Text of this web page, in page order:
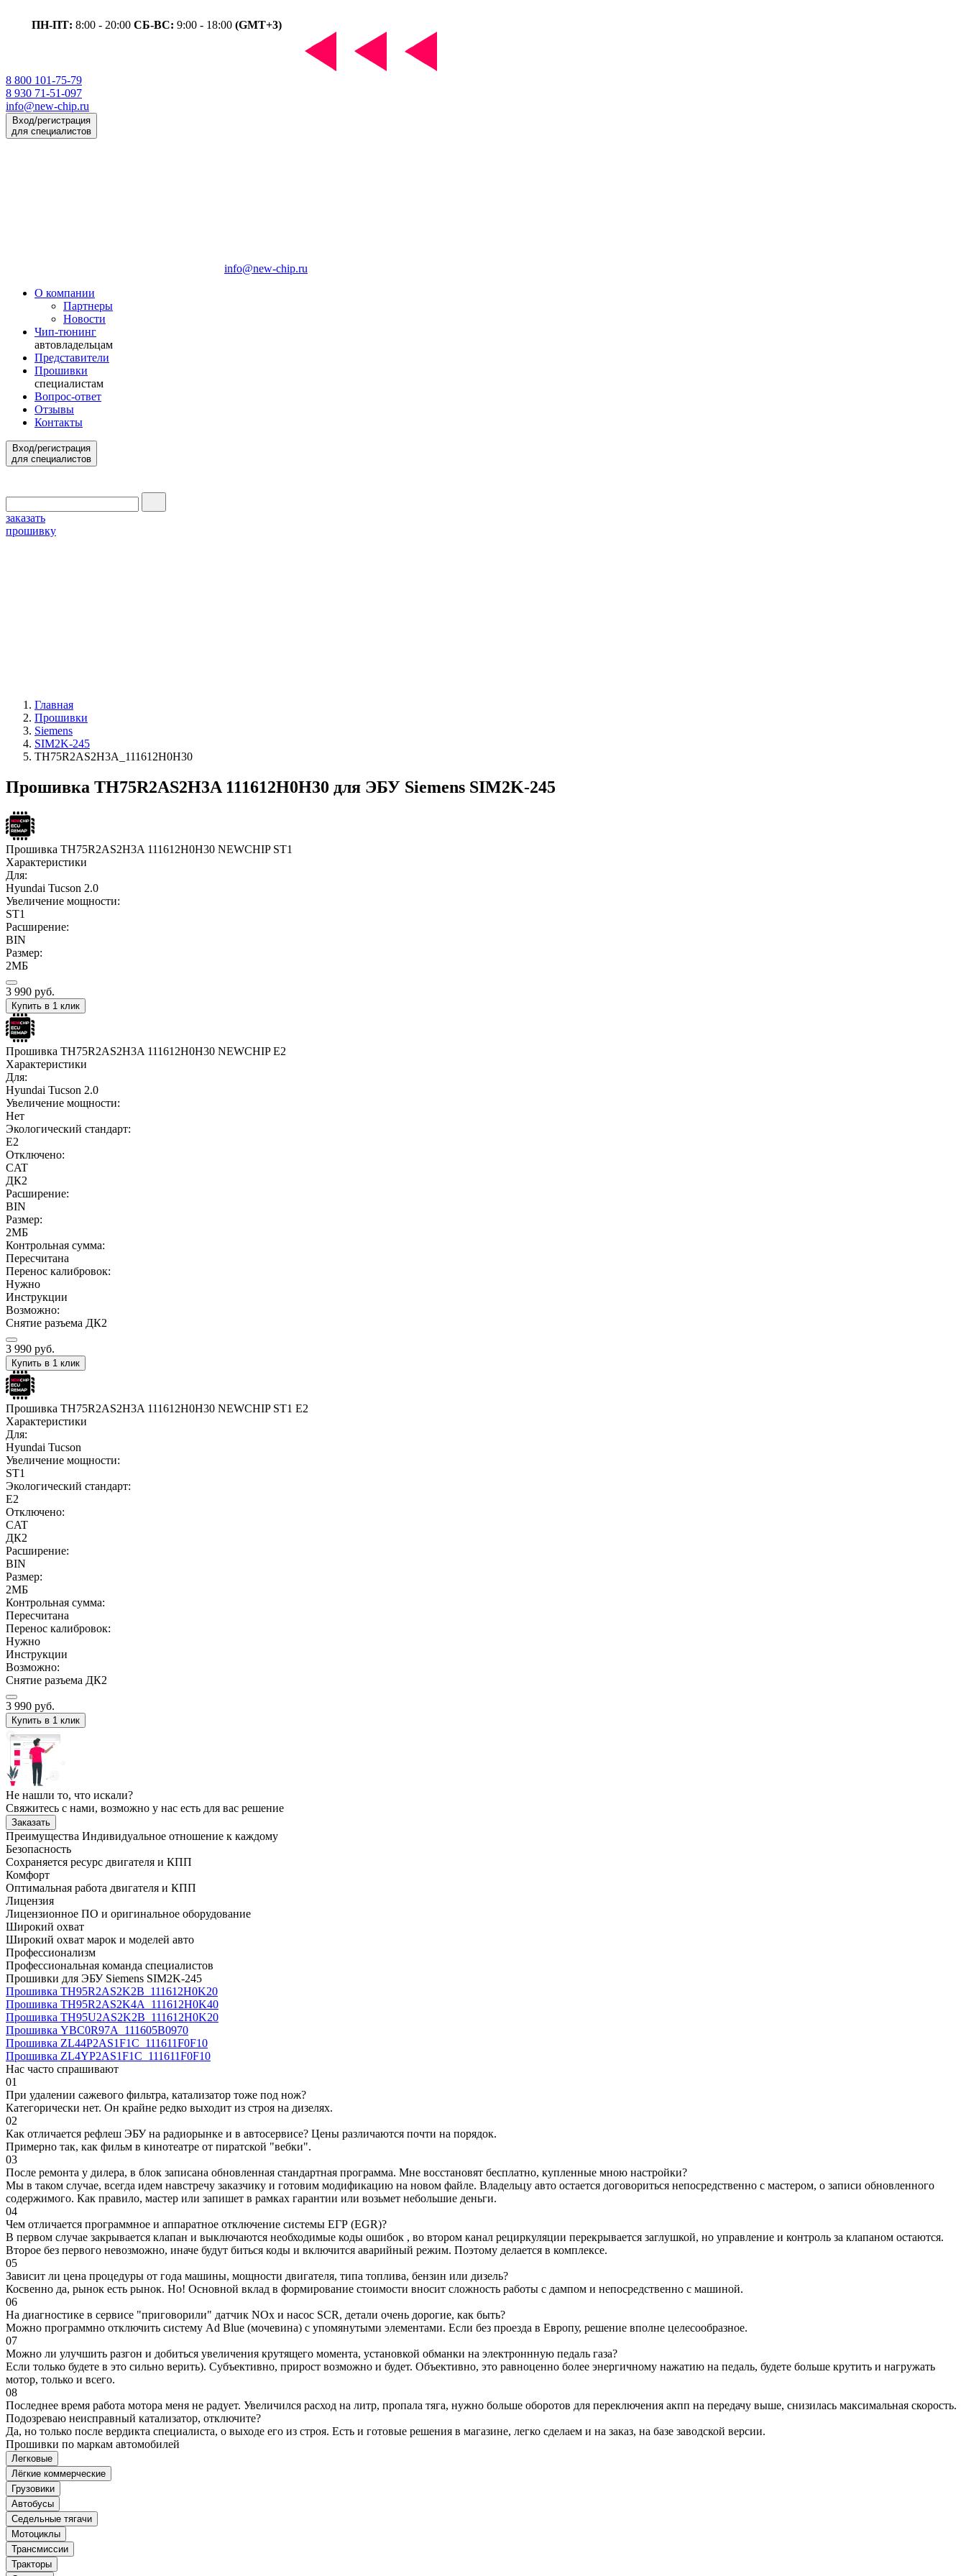
ПН-ПТ: 8:00 - 20:00 СБ-ВС: 9:00 - 18:00 (GMT+3)
8 800 101-75-79
8 930 71-51-097
info@new-chip.ru
Вход/регистрация
для специалистов
info@new-chip.ru
О компании
Партнеры
Новости
Чип-тюнинг
автовладельцам
Представители
Прошивки
специалистам
Вопрос-ответ
Отзывы
Контакты
Вход/регистрация
для специалистов
заказать
прошивку
Главная
Прошивки
Siemens
SIM2K-245
TH75R2AS2H3A_111612H0H30
Прошивка TH75R2AS2H3A 111612H0H30 для ЭБУ Siemens SIM2K-245
Прошивка TH75R2AS2H3A 111612H0H30 NEWCHIP ST1
Характеристики
Для:
Hyundai Tucson 2.0
Увеличение мощности:
ST1
Расширение:
BIN
Размер:
2МБ
3 990 руб.
Купить в 1 клик
Прошивка TH75R2AS2H3A 111612H0H30 NEWCHIP E2
Характеристики
Для:
Hyundai Tucson 2.0
Увеличение мощности:
Нет
Экологический стандарт:
E2
Отключено:
CAT
ДК2
Расширение:
BIN
Размер:
2МБ
Контрольная сумма:
Пересчитана
Перенос калибровок:
Нужно
Инструкции
Возможно:
Снятие разъема ДК2
3 990 руб.
Купить в 1 клик
Прошивка TH75R2AS2H3A 111612H0H30 NEWCHIP ST1 E2
Характеристики
Для:
Hyundai Tucson
Увеличение мощности:
ST1
Экологический стандарт:
E2
Отключено:
CAT
ДК2
Расширение:
BIN
Размер:
2МБ
Контрольная сумма:
Пересчитана
Перенос калибровок:
Нужно
Инструкции
Возможно:
Снятие разъема ДК2
3 990 руб.
Купить в 1 клик
Не нашли то, что искали?
Свяжитесь с нами, возможно у нас есть для вас решение
Заказать
Преимущества Индивидуальное отношение к каждому
Безопасность
Сохраняется ресурс двигателя и КПП
Комфорт
Оптимальная работа двигателя и КПП
Лицензия
Лицензионное ПО и оригинальное оборудование
Широкий охват
Широкий охват марок и моделей авто
Профессионализм
Профессиональная команда специалистов
Прошивки для ЭБУ Siemens SIM2K-245
Прошивка TH95R2AS2K2B_111612H0K20
Прошивка TH95R2AS2K4A_111612H0K40
Прошивка TH95U2AS2K2B_111612H0K20
Прошивка YBC0R97A_111605B0970
Прошивка ZL44P2AS1F1C_111611F0F10
Прошивка ZL4YP2AS1F1C_111611F0F10
Нас часто спрашивают
01
При удалении сажевого фильтра, катализатор тоже под нож?
Категорически нет. Он крайне редко выходит из строя на дизелях.
02
Как отличается рефлеш ЭБУ на радиорынке и в автосервисе? Цены различаются почти на порядок.
Примерно так, как фильм в кинотеатре от пиратской "вебки".
03
После ремонта у дилера, в блок записана обновленная стандартная программа. Мне восстановят бесплатно, купленные мною настройки?
Мы в таком случае, всегда идем навстречу заказчику и готовим модификацию на новом файле. Владельцу авто остается договориться непосредственно с мастером, о записи обновленного
содержимого. Как правило, мастер или запишет в рамках гарантии или возьмет небольшие деньги.
04
Чем отличается программное и аппаратное отключение системы ЕГР (EGR)?
В первом случае закрывается клапан и выключаются необходимые коды ошибок , во втором канал рециркуляции перекрывается заглушкой, но управление и контроль за клапаном остаются.
Второе без первого невозможно, иначе будут биться коды и включится аварийный режим. Поэтому делается в комплексе.
05
Зависит ли цена процедуры от года машины, мощности двигателя, типа топлива, бензин или дизель?
Косвенно да, рынок есть рынок. Но! Основной вклад в формирование стоимости вносит сложность работы с дампом и непосредственно с машиной.
06
На диагностике в сервисе "приговорили" датчик NOx и насос SCR, детали очень дорогие, как быть?
Можно программно отключить систему Ad Blue (мочевина) с упомянутыми элементами. Если без проезда в Европу, решение вполне целесообразное.
07
Можно ли улучшить разгон и добиться увеличения крутящего момента, установкой обманки на электроннную педаль газа?
Если только будете в это сильно верить). Субъективно, прирост возможно и будет. Объективно, это равноценно более энергичному нажатию на педаль, будете больше крутить и нагружать
мотор, только и всего.
08
Последнее время работа мотора меня не радует. Увеличился расход на литр, пропала тяга, нужно больше оборотов для переключения акпп на передачу выше, снизилась максимальная скорость.
Подозреваю неисправный катализатор, отключите?
Да, но только после вердикта специалиста, о выходе его из строя. Есть и готовые решения в магазине, легко сделаем и на заказ, на базе заводской версии.
Прошивки по маркам автомобилей
Легковые
Лёгкие коммерческие
Грузовики
Автобусы
Седельные тягачи
Мотоциклы
Трансмиссии
Тракторы